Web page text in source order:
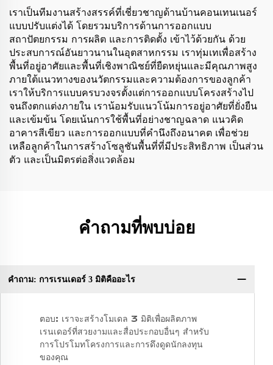
เราเป็นทีมงานสร้างสรรค์ที่เชี่ยวชาญด้านบ้านคอนเทนเนอร์
แบบปรับแต่งได้ โดยรวมบริการด้านการออกแบบ
สถาปัตยกรรม การผลิต และการติดตั้ง เข้าไว้ด้วยกัน ด้วย
ประสบการณ์อันยาวนานในอุตสาหกรรม เราทุ่มเทเพื่อสร้าง
พื้นที่อยู่อาศัยและพื้นที่เชิงพาณิชย์ที่ยืดหยุ่นและมีคุณภาพสูง
ภายใต้แนวทางของนวัตกรรมและความต้องการของลูกค้า
เราให้บริการแบบครบวงจรตั้งแต่การออกแบบโครงสร้างไป
จนถึงตกแต่งภายใน เราน้อมรับแนวโน้มการอยู่อาศัยที่ยั่งยืน
และเข้มข้น โดยเน้นการใช้พื้นที่อย่างชาญฉลาด แนวคิด
อาคารสีเขียว และการออกแบบที่คำนึงถึงอนาคต เพื่อช่วย
เหลือลูกค้าในการสร้างโซลูชันพื้นที่ที่มีประสิทธิภาพ เป็นส่วน
ตัว และเป็นมิตรต่อสิ่งแวดล้อม
คำถามที่พบบ่อย
คำถาม: การเรนเดอร์ 3 มิติคืออะไร
ตอบ: เราจะสร้างโมเดล 3 มิติเพื่อผลิตภาพ
เรนเดอร์ที่สวยงามและสื่อประกอบอื่นๆ สำหรับ
การโปรโมทโครงการและการดึงดูดนักลงทุน
ของคุณ